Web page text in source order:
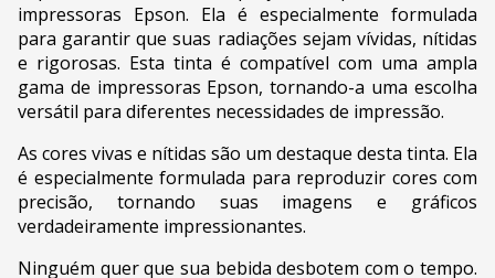
impressoras Epson. Ela é especialmente formulada
para garantir que suas radiações sejam vívidas, nítidas
e rigorosas. Esta tinta é compatível com uma ampla
gama de impressoras Epson, tornando-a uma escolha
versátil para diferentes necessidades de impressão.
As cores vivas e nítidas são um destaque desta tinta. Ela
é especialmente formulada para reproduzir cores com
precisão, tornando suas imagens e gráficos
verdadeiramente impressionantes.
Ninguém quer que sua bebida desbotem com o tempo.